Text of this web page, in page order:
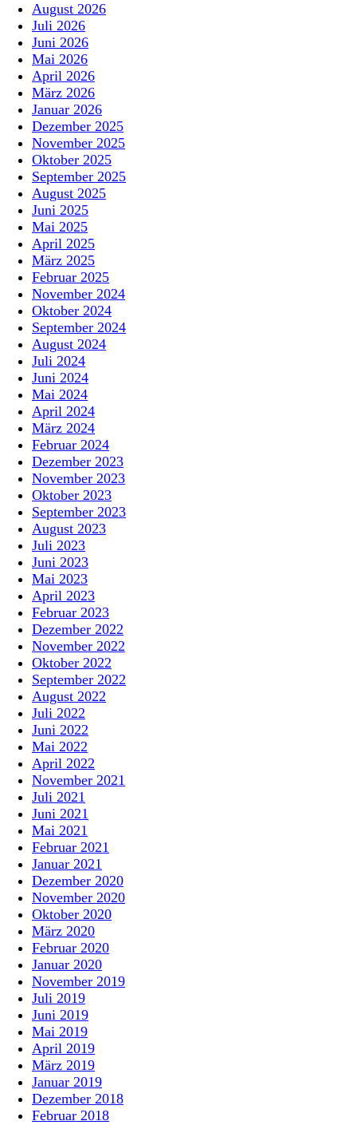
August 2026
Juli 2026
Juni 2026
Mai 2026
April 2026
März 2026
Januar 2026
Dezember 2025
November 2025
Oktober 2025
September 2025
August 2025
Juni 2025
Mai 2025
April 2025
März 2025
Februar 2025
November 2024
Oktober 2024
September 2024
August 2024
Juli 2024
Juni 2024
Mai 2024
April 2024
März 2024
Februar 2024
Dezember 2023
November 2023
Oktober 2023
September 2023
August 2023
Juli 2023
Juni 2023
Mai 2023
April 2023
Februar 2023
Dezember 2022
November 2022
Oktober 2022
September 2022
August 2022
Juli 2022
Juni 2022
Mai 2022
April 2022
November 2021
Juli 2021
Juni 2021
Mai 2021
Februar 2021
Januar 2021
Dezember 2020
November 2020
Oktober 2020
März 2020
Februar 2020
Januar 2020
November 2019
Juli 2019
Juni 2019
Mai 2019
April 2019
März 2019
Januar 2019
Dezember 2018
Februar 2018